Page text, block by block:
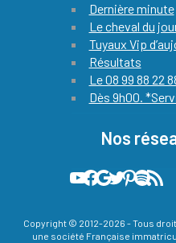
Dernière minute
Le cheval du
Tuyaux Vip
Résultats
Le 08 99 88 22
Dès 9h00.
Nos
Notre chaine YouTube officielle avec le pronostic quinté de notre expert chaque jour
Quinté Plus PMU : notre compte Facebook officiel ! L'actualité du Quinté et des courses hippiques by prono turf gratuit sur Google actualités
Les meilleures infos hippiques sont relayées sur notre compte X (ex-twitter)
Sur Pinterest, vous découvrez les plus belle images liées à la passion des courses de chevaux
Podcast 100% Turf officiel de prono turf gratuit
Flux RSS de
Copyright © 2012-2026 - Tous
une société Française